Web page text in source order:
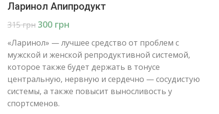
Ларинол Апипродукт
315грн 300 грн
«Ларинол» — лучшее средство от проблем с
мужской и женской репродуктивной системой,
которое также будет держать в тонусе
центральную, нервную и сердечно — сосудистую
системы, а также повысит выносливость у
спортсменов.